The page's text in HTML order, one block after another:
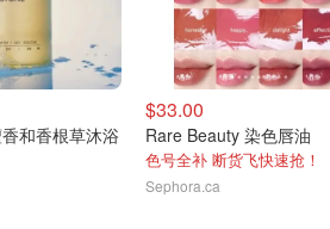
和香根草沐浴
$33.00
Rare Beauty 染色唇油
色号全补 断货飞快速抢！
Sephora.ca